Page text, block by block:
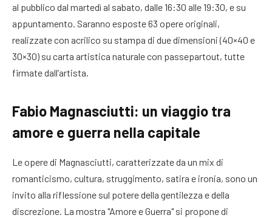
al pubblico dal martedì al sabato, dalle 16:30 alle 19:30, e su
appuntamento. Saranno esposte 63 opere originali,
realizzate con acrilico su stampa di due dimensioni (40×40 e
30×30) su carta artistica naturale con passepartout, tutte
firmate dall’artista.
Fabio Magnasciutti: un viaggio tra
amore e guerra nella capitale
Le opere di Magnasciutti, caratterizzate da un mix di
romanticismo, cultura, struggimento, satira e ironia, sono un
invito alla riflessione sul potere della gentilezza e della
discrezione. La mostra "Amore e Guerra" si propone di